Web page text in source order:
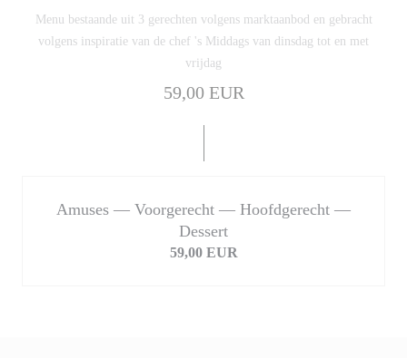
Menu bestaande uit 3 gerechten volgens marktaanbod en gebracht
volgens inspiratie van de chef 's Middags van dinsdag tot en met
vrijdag
59,00 EUR
Amuses — Voorgerecht — Hoofdgerecht —
Dessert
59,00 EUR